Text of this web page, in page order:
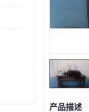
产品描述